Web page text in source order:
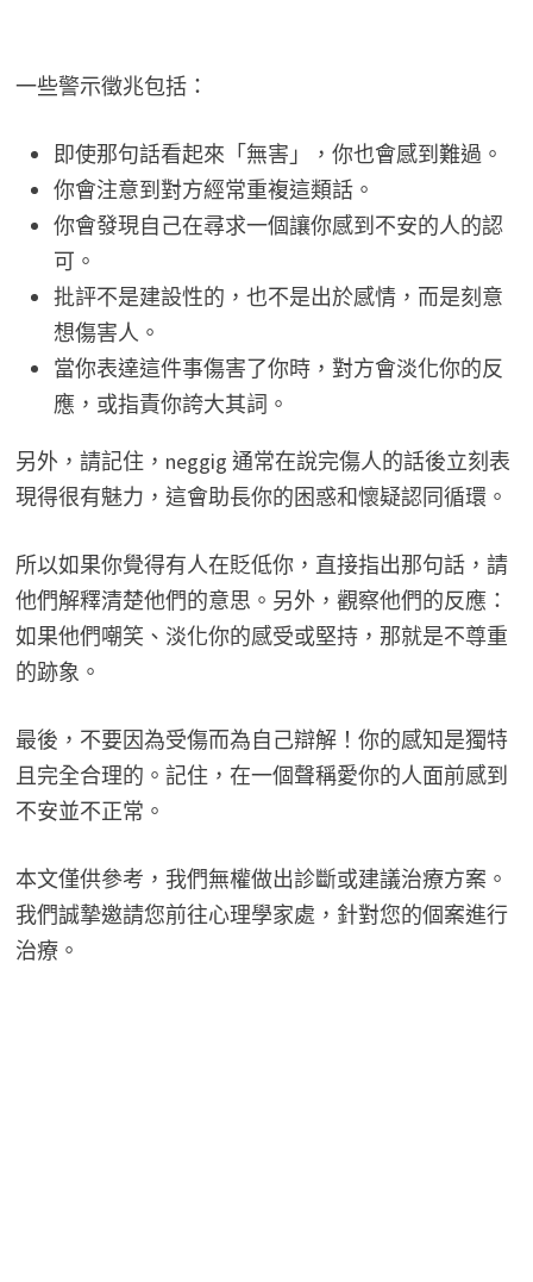
一些警示徵兆包括：
即使那句話看起來「無害」，你也會感到難過。
你會注意到對方經常重複這類話。
你會發現自己在尋求一個讓你感到不安的人的認
可。
批評不是建設性的，也不是出於感情，而是刻意
想傷害人。
當你表達這件事傷害了你時，對方會淡化你的反
應，或指責你誇大其詞。
另外，請記住，neggig 通常在說完傷人的話後立刻表
現得很有魅力，這會助長你的困惑和懷疑認同循環。
所以如果你覺得有人在貶低你，直接指出那句話，請
他們解釋清楚他們的意思。另外，觀察他們的反應：
如果他們嘲笑、淡化你的感受或堅持，那就是不尊重
的跡象。
最後，不要因為受傷而為自己辯解！你的感知是獨特
且完全合理的。記住，在一個聲稱愛你的人面前感到
不安並不正常。
本文僅供參考，我們無權做出診斷或建議治療方案。
我們誠摯邀請您前往心理學家處，針對您的個案進行
治療。